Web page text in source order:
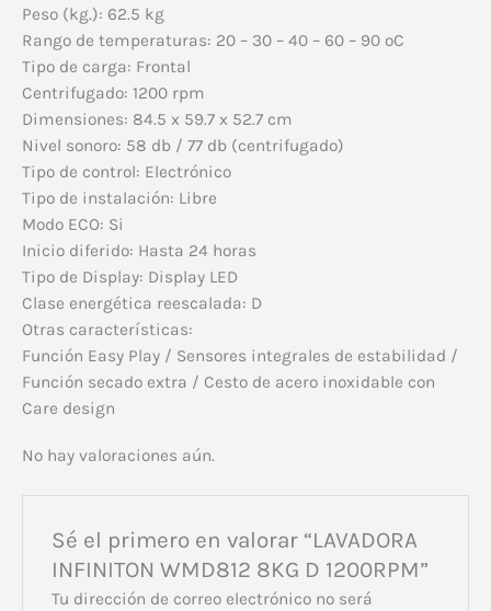
Peso (kg.): 62.5 kg
Rango de temperaturas: 20 – 30 – 40 – 60 – 90 ºC
Tipo de carga: Frontal
Centrifugado: 1200 rpm
Dimensiones: 84.5 x 59.7 x 52.7 cm
Nivel sonoro: 58 db / 77 db (centrifugado)
Tipo de control: Electrónico
Tipo de instalación: Libre
Modo ECO: Si
Inicio diferido: Hasta 24 horas
Tipo de Display: Display LED
Clase energética reescalada: D
Otras características:
Función Easy Play / Sensores integrales de estabilidad /
Función secado extra / Cesto de acero inoxidable con
Care design
No hay valoraciones aún.
Sé el primero en valorar “LAVADORA
INFINITON WMD812 8KG D 1200RPM”
Tu dirección de correo electrónico no será